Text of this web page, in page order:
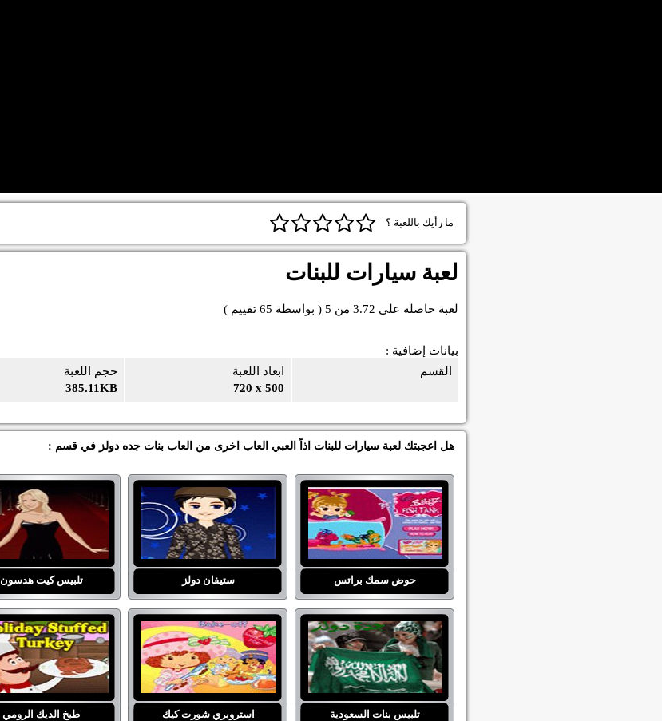
ما رأيك باللعبة ؟
لعبة سيارات للبنات
لعبة حاصله على 3.72 من 5 ( بواسطة 65 تقييم )
بيانات إضافية :
حجم اللعبة
385.11KB
ابعاد اللعبة
720 x 500
القسم
هل اعجبتك لعبة سيارات للبنات اذاً العبي العاب اخرى من العاب بنات جده دولز في قسم :
حوض سمك براتس ستيفان دولز تلبيس كيت هدسون
تلبيس بنات السعودية استروبري شورت كيك طبخ الديك الرومي